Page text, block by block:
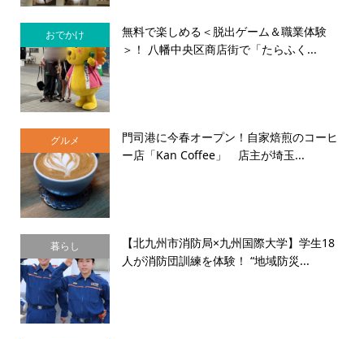
おでかけ
無料で楽しめる＜脱出ゲーム＆職業体験
＞！ 八幡中央区商店街で「たらふく...
グルメ
門司港に今春オープン！自家焙煎のコーヒ
ー店「Kan Coffee」 店主が埼玉...
暮らし
【北九州市消防局×九州国際大学】学生18
人が消防団訓練を体験！ “地域防災...